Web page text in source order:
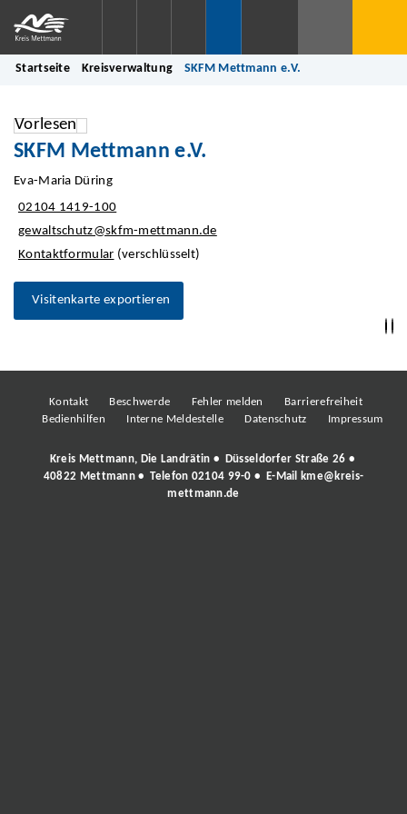
Startseite Kreisverwaltung SKFM Mettmann e.V.
Vorlesen
SKFM Mettmann e.V.
Eva-Maria Düring
02104 1419-100
gewaltschutz@skfm-mettmann.de
Kontaktformular (verschlüsselt)
Visitenkarte exportieren
Kontakt Beschwerde Fehler melden
Barrierefreiheit
Bedienhilfen
Interne Meldestelle Datenschutz Impressum
Kreis Mettmann, Die Landrätin • Düsseldorfer Straße 26 •
40822 Mettmann • Telefon 02104 99-0 • E-Mail
kme@kreis-
mettmann.de